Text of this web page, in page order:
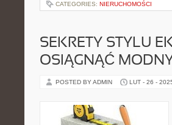
CATEGORIES: NIERUCHOMOŚCI
SEKRETY STYLU
OSIĄGNĄĆ
POSTED BY ADMIN LUT - 26 -